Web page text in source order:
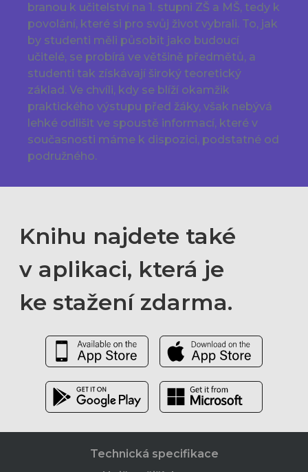
branou k učitelství na 1. stupni ZŠ a MŠ, tedy k
povolání, které si pro svůj život vybrali. To, jak
by studenti měli působit jako budoucí
učitelé, se probírá ve většině předmětů, a
studenti tak získávají široký teoretický
základ. Ve chvíli, kdy se blíží okamžik
praktického výstupu před žáky, však nebývá
lehké odlišit ve spoustě informací, které v
současnosti máme k dispozici, podstatné od
podružného.
Knihu najdete také
v aplikaci, která je
ke stažení zdarma.
Technická specifikace